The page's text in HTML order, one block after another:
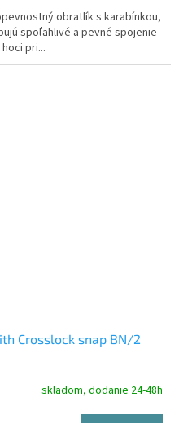
obratlík s karabínkou,
spoľahlivé a pevné spojenie
pri...
Crosslock snap BN/2
skladom, dodanie 24-48h